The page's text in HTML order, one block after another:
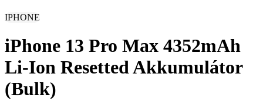
IPHONE
iPhone 13 Pro Max 4352mAh
Li-Ion Resetted Akkumulátor
(Bulk)